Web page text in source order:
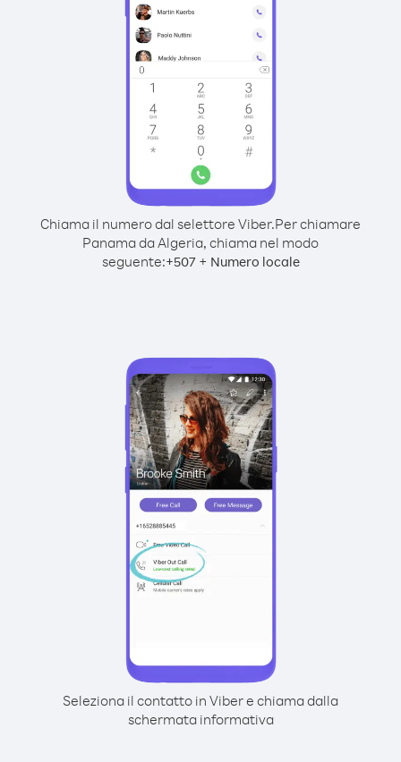
Chiama il numero dal selettore Viber.Per chiamare
Panama da Algeria, chiama nel modo
seguente:+507+ Numero locale
Seleziona il contatto in Viber e chiama dalla
schermata informativa